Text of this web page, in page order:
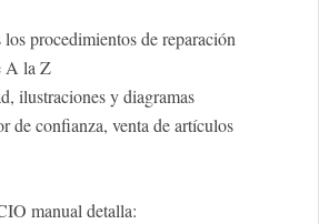
procedimientos de reparación
A la Z
ilustraciones y diagramas
de confianza, venta de artículos
manual detalla: